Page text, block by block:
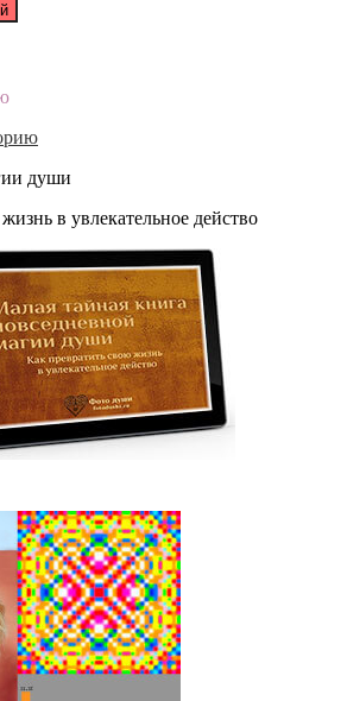
души
в увлекательное действо